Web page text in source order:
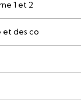
1 et 2
et des co